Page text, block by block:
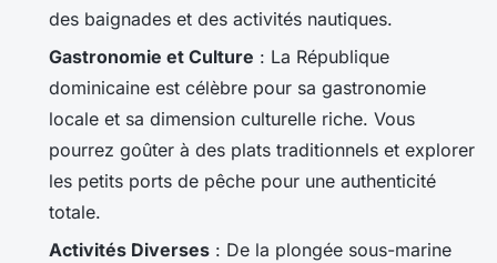
des baignades et des activités nautiques.
Gastronomie et Culture : La République
dominicaine est célèbre pour sa gastronomie
locale et sa dimension culturelle riche. Vous
pourrez goûter à des plats traditionnels et explorer
les petits ports de pêche pour une authenticité
totale.
Activités Diverses : De la plongée sous-marine